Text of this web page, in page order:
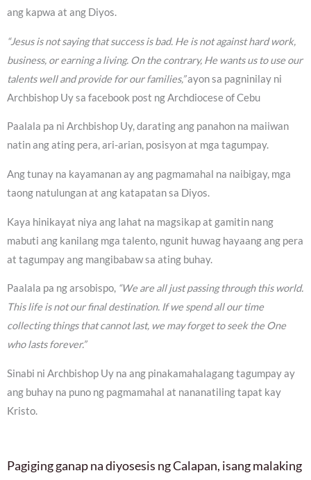
ang kapwa at ang Diyos.
“Jesus is not saying that success is bad. He is not against hard work,
business, or earning a living. On the contrary, He wants us to use our
talents well and provide for our families,”ayon sa pagninilay ni
Archbishop Uy sa facebook post ng Archdiocese of Cebu
Paalala pa ni Archbishop Uy, darating ang panahon na maiiwan
natin ang ating pera, ari-arian, posisyon at mga tagumpay.
Ang tunay na kayamanan ay ang pagmamahal na naibigay, mga
taong natulungan at ang katapatan sa Diyos.
Kaya hinikayat niya ang lahat na magsikap at gamitin nang
mabuti ang kanilang mga talento, ngunit huwag hayaang ang pera
at tagumpay ang mangibabaw sa ating buhay.
Paalala pa ng arsobispo, “We are all just passing through this world.
This life is not our final destination. If we spend all our time
collecting things that cannot last, we may forget to seek the One
who lasts forever.”
Sinabi ni Archbishop Uy na ang pinakamahalagang tagumpay ay
ang buhay na puno ng pagmamahal at nananatiling tapat kay
Kristo.
Pagiging ganap na diyosesis ng Calapan, isang malaking